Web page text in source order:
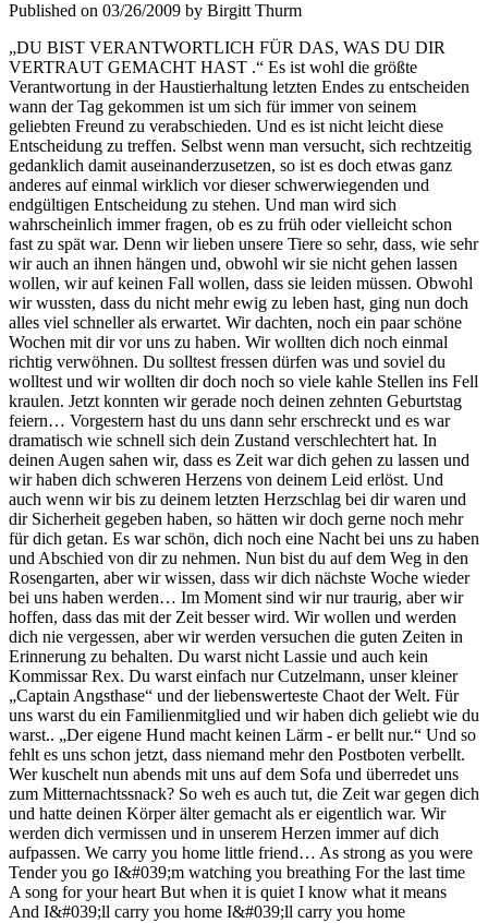
Published on 03/26/2009 by Birgitt Thurm
„DU BIST VERANTWORTLICH FÜR DAS, WAS DU DIR
VERTRAUT GEMACHT HAST .“ Es ist wohl die größte
Verantwortung in der Haustierhaltung letzten Endes zu entscheiden
wann der Tag gekommen ist um sich für immer von seinem
geliebten Freund zu verabschieden. Und es ist nicht leicht diese
Entscheidung zu treffen. Selbst wenn man versucht, sich rechtzeitig
gedanklich damit auseinanderzusetzen, so ist es doch etwas ganz
anderes auf einmal wirklich vor dieser schwerwiegenden und
endgültigen Entscheidung zu stehen. Und man wird sich
wahrscheinlich immer fragen, ob es zu früh oder vielleicht schon
fast zu spät war. Denn wir lieben unsere Tiere so sehr, dass, wie sehr
wir auch an ihnen hängen und, obwohl wir sie nicht gehen lassen
wollen, wir auf keinen Fall wollen, dass sie leiden müssen. Obwohl
wir wussten, dass du nicht mehr ewig zu leben hast, ging nun doch
alles viel schneller als erwartet. Wir dachten, noch ein paar schöne
Wochen mit dir vor uns zu haben. Wir wollten dich noch einmal
richtig verwöhnen. Du solltest fressen dürfen was und soviel du
wolltest und wir wollten dir doch noch so viele kahle Stellen ins Fell
kraulen. Jetzt konnten wir gerade noch deinen zehnten Geburtstag
feiern… Vorgestern hast du uns dann sehr erschreckt und es war
dramatisch wie schnell sich dein Zustand verschlechtert hat. In
deinen Augen sahen wir, dass es Zeit war dich gehen zu lassen und
wir haben dich schweren Herzens von deinem Leid erlöst. Und
auch wenn wir bis zu deinem letzten Herzschlag bei dir waren und
dir Sicherheit gegeben haben, so hätten wir doch gerne noch mehr
für dich getan. Es war schön, dich noch eine Nacht bei uns zu haben
und Abschied von dir zu nehmen. Nun bist du auf dem Weg in den
Rosengarten, aber wir wissen, dass wir dich nächste Woche wieder
bei uns haben werden… Im Moment sind wir nur traurig, aber wir
hoffen, dass das mit der Zeit besser wird. Wir wollen und werden
dich nie vergessen, aber wir werden versuchen die guten Zeiten in
Erinnerung zu behalten. Du warst nicht Lassie und auch kein
Kommissar Rex. Du warst einfach nur Cutzelmann, unser kleiner
„Captain Angsthase“ und der liebenswerteste Chaot der Welt. Für
uns warst du ein Familienmitglied und wir haben dich geliebt wie du
warst.. „Der eigene Hund macht keinen Lärm - er bellt nur.“ Und so
fehlt es uns schon jetzt, dass niemand mehr den Postboten verbellt.
Wer kuschelt nun abends mit uns auf dem Sofa und überredet uns
zum Mitternachtssnack? So weh es auch tut, die Zeit war gegen dich
und hatte deinen Körper älter gemacht als er eigentlich war. Wir
werden dich vermissen und in unserem Herzen immer auf dich
aufpassen. We carry you home little friend… As strong as you were
Tender you go I&#039;m watching you breathing For the last time
A song for your heart But when it is quiet I know what it means
And I&#039;ll carry you home I&#039;ll carry you home